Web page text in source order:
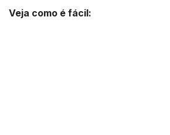
Veja como é fácil: